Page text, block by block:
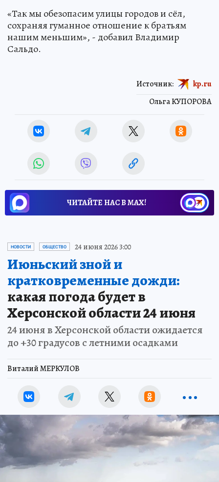
«Так мы обезопасим улицы городов и сёл,
сохраняя гуманное отношение к братьям
нашим меньшим», - добавил Владимир
Сальдо.
Ольга КУПОРОВА
Источник: kp.ru
ЧИТАЙТЕ НАС В МАХ!
НОВОСТИ ОБЩЕСТВО 24 июня 2026 3:00
Июньский зной и
кратковременные дожди:
какая погода будет в
Херсонской области 24 июня
24 июня в Херсонской области ожидается
до +30 градусов с летними осадками
Виталий МЕРКУЛОВ